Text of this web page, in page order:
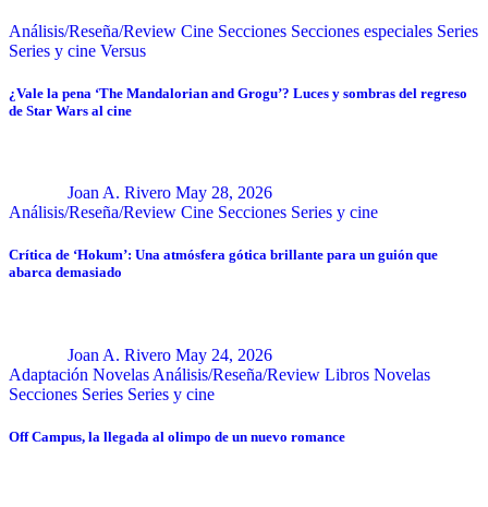
Análisis/Reseña/Review Cine Secciones Secciones especiales Series
Series y cine Versus
¿Vale la pena ‘The Mandalorian and Grogu’? Luces y sombras del regreso
de Star Wars al cine
Joan A. Rivero May 28, 2026
Análisis/Reseña/Review Cine Secciones Series y cine
Crítica de ‘Hokum’: Una atmósfera gótica brillante para un guión que
abarca demasiado
Joan A. Rivero May 24, 2026
Adaptación Novelas Análisis/Reseña/Review Libros Novelas
Secciones Series Series y cine
Off Campus, la llegada al olimpo de un nuevo romance